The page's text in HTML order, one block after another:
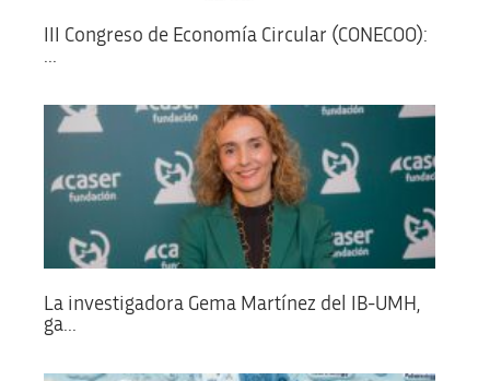
III Congreso de Economía Circular (CONECOO):
...
La investigadora Gema Martínez del IB-UMH,
ga...